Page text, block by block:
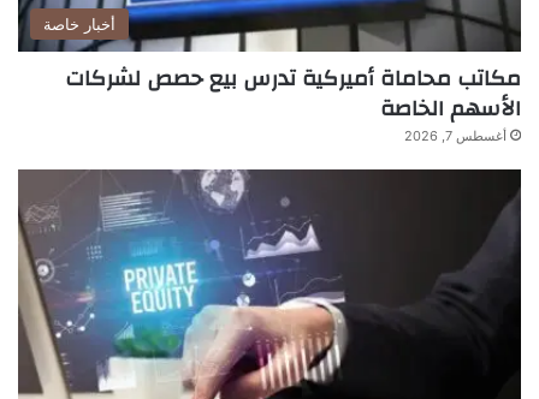
أخبار خاصة
مكاتب محاماة أميركية تدرس بيع حصص لشركات
الأسهم الخاصة
أغسطس 7, 2026